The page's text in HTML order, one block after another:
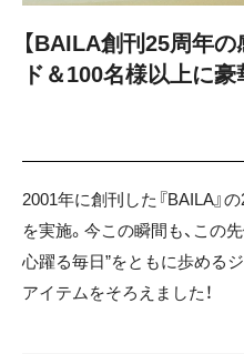
【BAILA創刊25周年
ド＆100名様以上に
2001年に創刊した『BAILA』
を実施。今この瞬間も、この
心躍る毎日”をともに歩める
アイテムをそろえました！